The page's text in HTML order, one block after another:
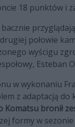
18 punktów i
połowie
wyścigu
Esteban
w wykonaniu
z adaptacją
Komatsu bronił
formy w sezonie